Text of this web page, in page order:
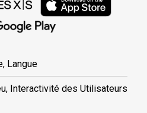
Langue
Interactivité des Utilisateurs